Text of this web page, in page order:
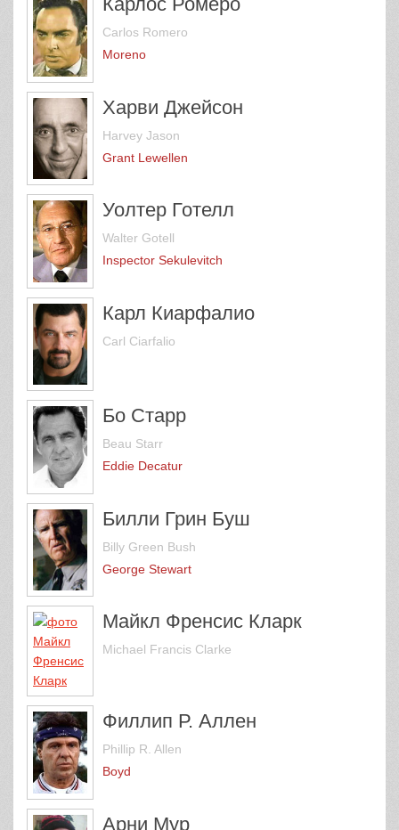
Carlos Romero
Moreno
Харви Джейсон
Harvey Jason
Grant Lewellen
Уолтер Готелл
Walter Gotell
Inspector Sekulevitch
Карл Киарфалио
Carl Ciarfalio
Бо Старр
Beau Starr
Eddie Decatur
Билли Грин Буш
Billy Green Bush
George Stewart
Майкл Френсис Кларк
Michael Francis Clarke
Филлип Р. Аллен
Phillip R. Allen
Boyd
Арни Мур